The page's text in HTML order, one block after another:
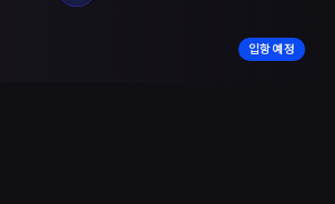
입항 예정